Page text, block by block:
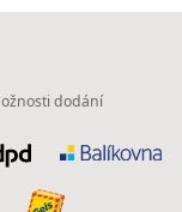
dodání